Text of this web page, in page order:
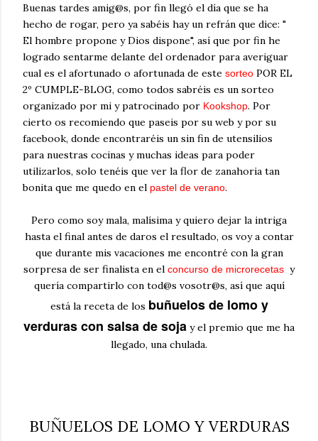
Buenas tardes amig@s, por fin llegó el día que se ha
hecho de rogar, pero ya sabéis hay un refrán que dice: "
El hombre propone y Dios dispone", así que por fin he
logrado sentarme delante del ordenador para averiguar
cual es el afortunado o afortunada de este sorteo POR EL
2º CUMPLE-BLOG, como todos sabréis es un sorteo
organizado por mi y patrocinado por Kookshop. Por
cierto os recomiendo que paseis por su web y por su
facebook, donde encontraréis un sin fin de utensilios
para nuestras cocinas y muchas ideas para poder
utilizarlos, solo tenéis que ver la flor de zanahoria tan
bonita que me quedo en el pastel de verano.
Pero como soy mala, malísima y quiero dejar la intriga
hasta el final antes de daros el resultado, os voy a contar
que durante mis vacaciones me encontré con la gran
sorpresa de ser finalista en el concurso de microrecetas y
quería compartirlo con tod@s vosotr@s, así que aquí
está la receta de los buñuelos de lomo y
verduras con salsa de soja y el premio que me ha
llegado, una chulada.
BUÑUELOS DE LOMO Y VERDURAS